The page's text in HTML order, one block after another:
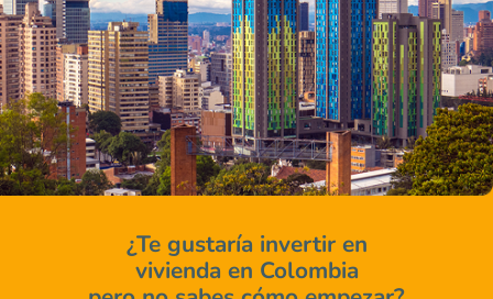
¿Te gustaría invertir en
vivienda en Colombia